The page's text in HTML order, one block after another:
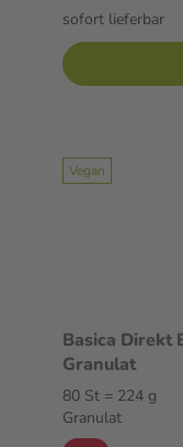
sofort lieferbar
Vegan
Basica Direkt
Granulat
80 St = 224 g
Granulat